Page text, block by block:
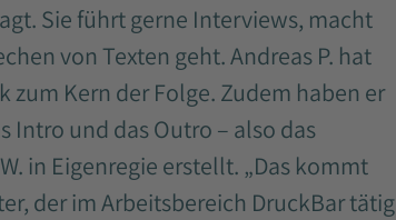
Sie führt gerne Interviews, macht
von Texten geht. Andreas P. hat
zum Kern der Folge. Zudem haben er
Intro und das Outro – also das
in Eigenregie erstellt. „Das kommt
der im Arbeitsbereich DruckBar tätig